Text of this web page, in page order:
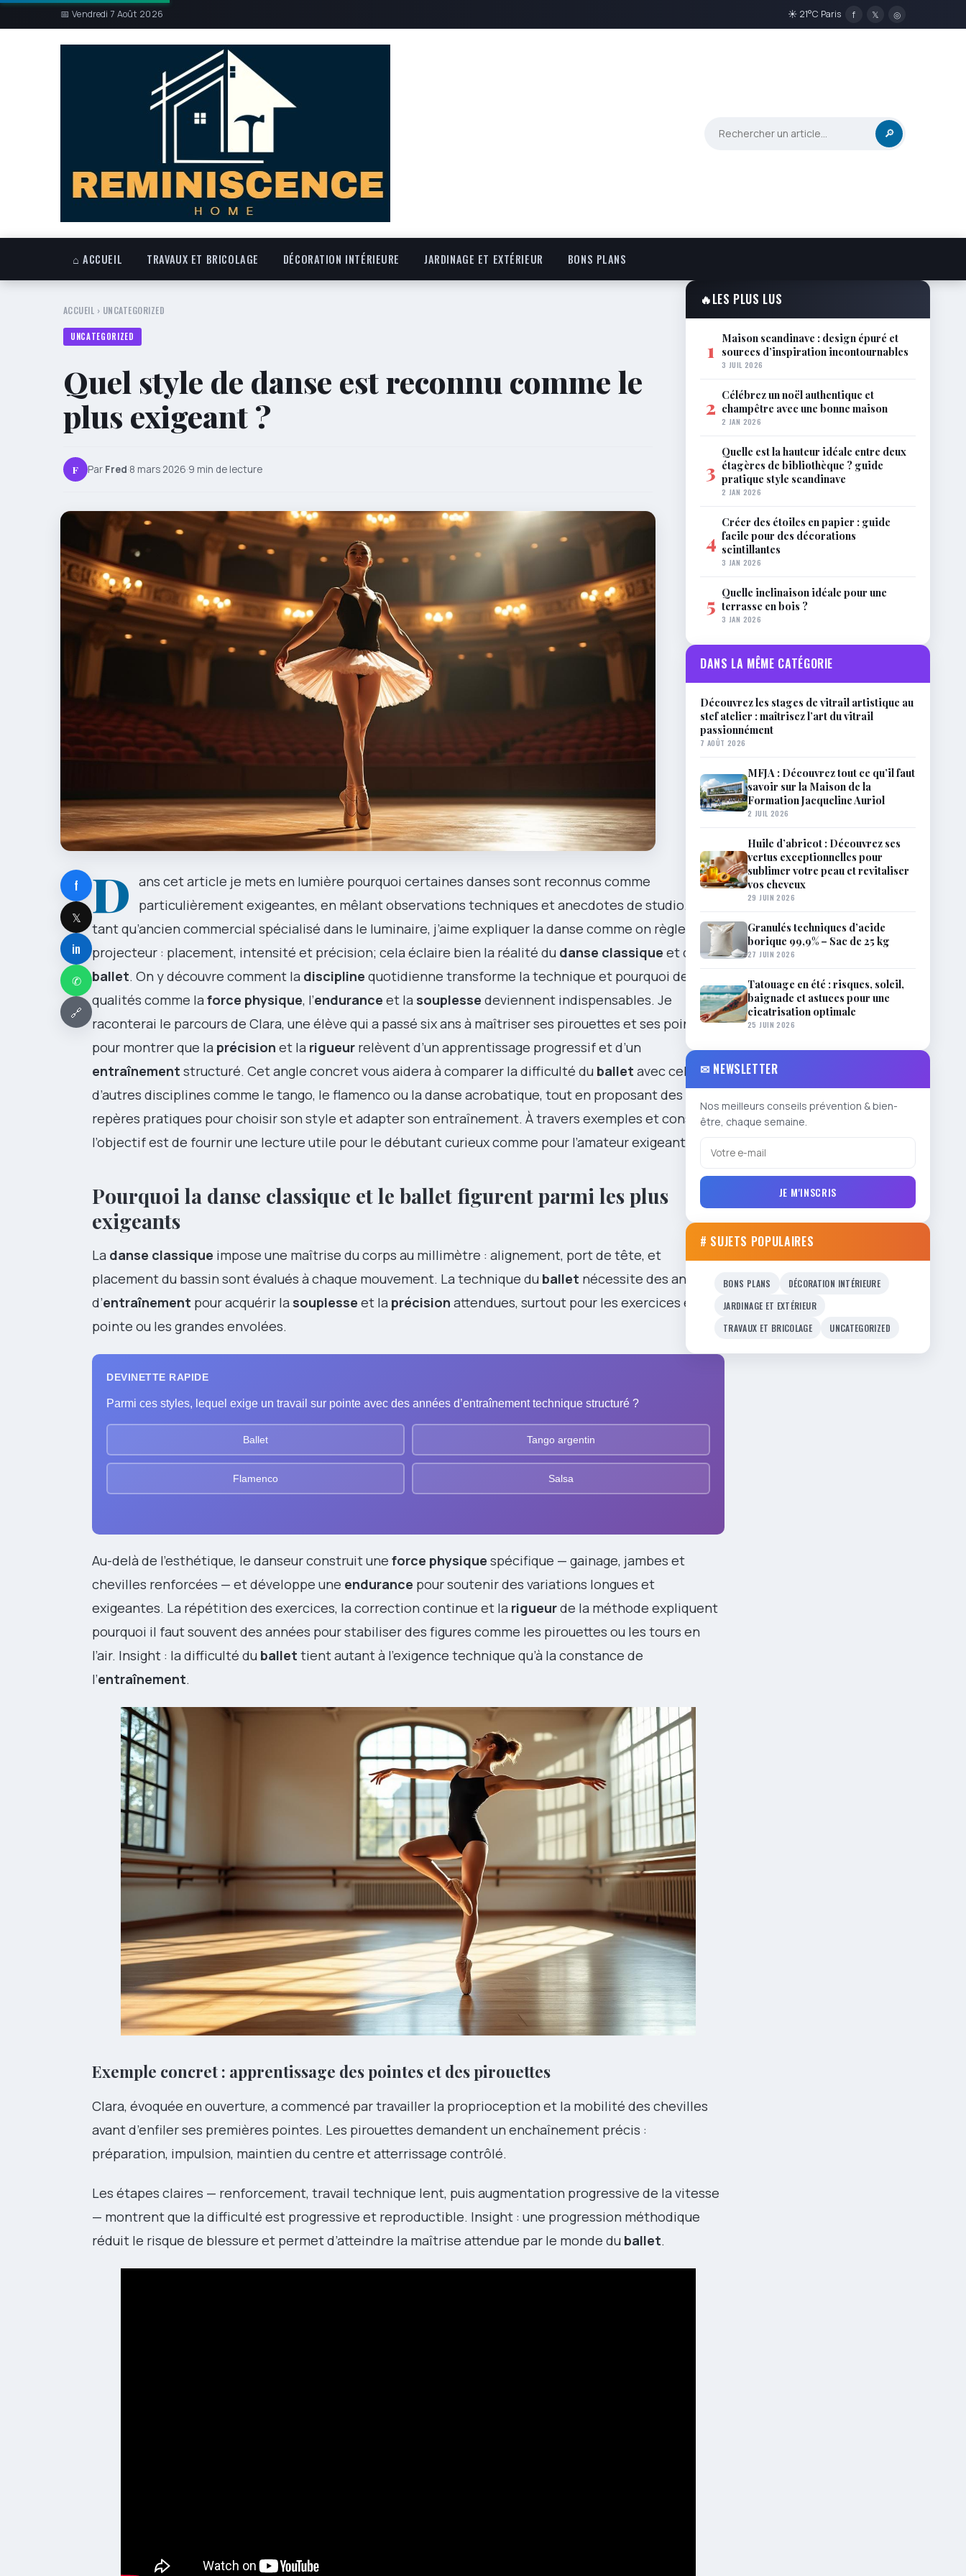
📅 Vendredi 7 Août 2026 ☀ 21°C Paris f 𝕏 ◎
🔎
⌂ ACCUEIL TRAVAUX ET BRICOLAGE DÉCORATION INTÉRIEURE JARDINAGE ET EXTÉRIEUR BONS PLANS
ACCUEIL › UNCATEGORIZED
UNCATEGORIZED
Quel style de danse est reconnu comme le
plus exigeant ?
F Par Fred·8 mars 2026·9 min de lecture
f
𝕏
in
✆
🔗
D ans cet article je mets en lumière pourquoi certaines danses sont reconnus comme
particulièrement exigeantes, en mêlant observations techniques et anecdotes de studio. En
tant qu’ancien commercial spécialisé dans le luminaire, j’aime expliquer la danse comme on règle un
projecteur : placement, intensité et précision; cela éclaire bien la réalité du danse classique et du
ballet. On y découvre comment la discipline quotidienne transforme la technique et pourquoi des
qualités comme la force physique, l’endurance et la souplesse deviennent indispensables. Je
raconterai le parcours de Clara, une élève qui a passé six ans à maîtriser ses pirouettes et ses pointes,
pour montrer que la précision et la rigueur relèvent d’un apprentissage progressif et d’un
entraînement structuré. Cet angle concret vous aidera à comparer la difficulté du ballet avec celle
d’autres disciplines comme le tango, le flamenco ou la danse acrobatique, tout en proposant des
repères pratiques pour choisir son style et adapter son entraînement. À travers exemples et conseils,
l’objectif est de fournir une lecture utile pour le débutant curieux comme pour l’amateur exigeant.
Pourquoi la danse classique et le ballet figurent parmi les plus
exigeants
La danse classique impose une maîtrise du corps au millimètre : alignement, port de tête, et
placement du bassin sont évalués à chaque mouvement. La technique du ballet nécessite des années
d’entraînement pour acquérir la souplesse et la précision attendues, surtout pour les exercices en
pointe ou les grandes envolées.
DEVINETTE RAPIDE
Parmi ces styles, lequel exige un travail sur pointe avec des années d’entraînement technique structuré ?
Ballet Tango argentin
Flamenco Salsa
Au-delà de l’esthétique, le danseur construit une force physique spécifique — gainage, jambes et
chevilles renforcées — et développe une endurance pour soutenir des variations longues et
exigeantes. La répétition des exercices, la correction continue et la rigueurde la méthode expliquent
pourquoi il faut souvent des années pour stabiliser des figures comme les pirouettes ou les tours en
l’air. Insight : la difficulté du ballet tient autant à l’exigence technique qu’à la constance de
l’entraînement.
Exemple concret : apprentissage des pointes et des pirouettes
Clara, évoquée en ouverture, a commencé par travailler la proprioception et la mobilité des chevilles
avant d’enfiler ses premières pointes. Les pirouettes demandent un enchaînement précis :
préparation, impulsion, maintien du centre et atterrissage contrôlé.
Les étapes claires — renforcement, travail technique lent, puis augmentation progressive de la vitesse
— montrent que la difficulté est progressive et reproductible. Insight : une progression méthodique
réduit le risque de blessure et permet d’atteindre la maîtrise attendue par le monde du ballet.
🔥LES PLUS LUS
1 Maison scandinave : design épuré et
sources d’inspiration incontournables
3 JUIL 2026
2 Célébrez un noël authentique et
champêtre avec une bonne maison
2 JAN 2026
3
Quelle est la hauteur idéale entre deux
étagères de bibliothèque ? guide
pratique style scandinave
2 JAN 2026
4
Créer des étoiles en papier : guide
facile pour des décorations
scintillantes
3 JAN 2026
5 Quelle inclinaison idéale pour une
terrasse en bois ?
3 JAN 2026
DANS LA MÊME CATÉGORIE
Découvrez les stages de vitrail artistique au
stef atelier : maîtrisez l’art du vitrail
passionnément
7 AOÛT 2026
MFJA : Découvrez tout ce qu’il faut
savoir sur la Maison de la
Formation Jacqueline Auriol
2 JUIL 2026
Huile d’abricot : Découvrez ses
vertus exceptionnelles pour
sublimer votre peau et revitaliser
vos cheveux
29 JUIN 2026
Granulés techniques d’acide
borique 99,9% – Sac de 25 kg
27 JUIN 2026
Tatouage en été : risques, soleil,
baignade et astuces pour une
cicatrisation optimale
25 JUIN 2026
✉ NEWSLETTER
Nos meilleurs conseils prévention & bien-
être, chaque semaine.
JE M'INSCRIS
# SUJETS POPULAIRES
BONS PLANS
DÉCORATION INTÉRIEURE
JARDINAGE ET EXTÉRIEUR
TRAVAUX ET BRICOLAGE
UNCATEGORIZED